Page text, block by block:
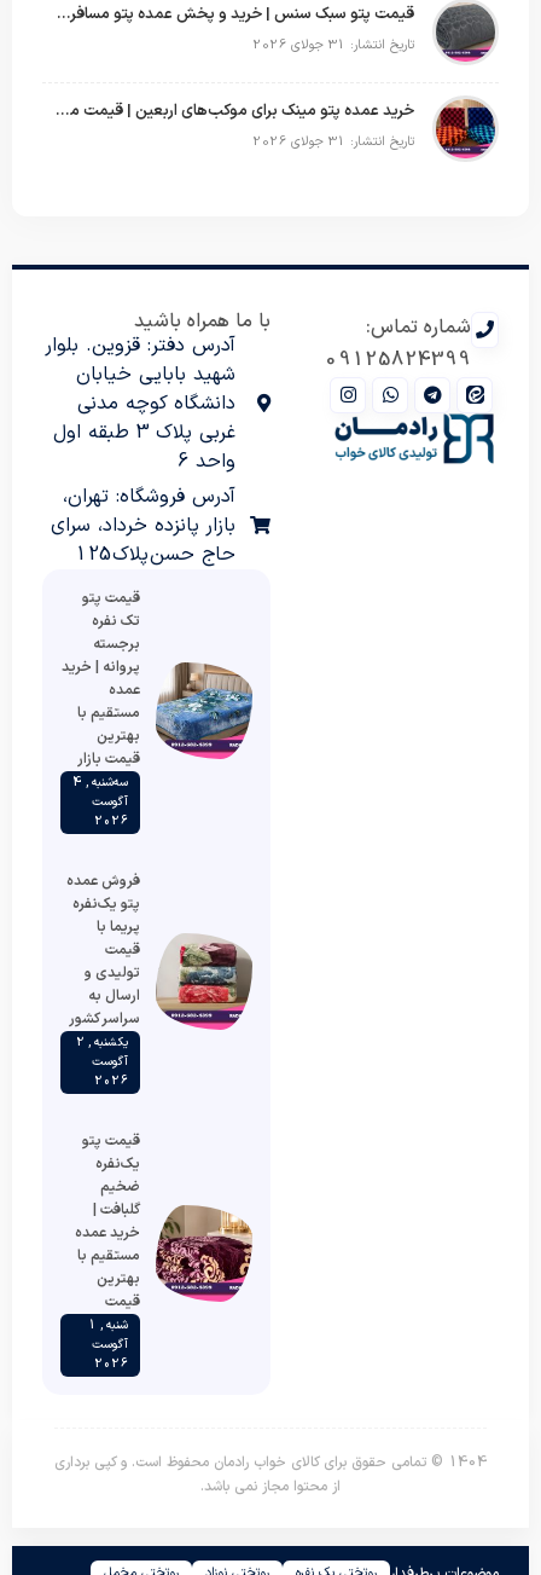
قیمت پتو سبک سنس | خرید و پخش عمده پتو مسافرتی Sense
تاریخ انتشار: 31 جولای 2026
خرید عمده پتو مینک برای موکب‌های اربعین | قیمت مناسب و ارسال سریع
تاریخ انتشار: 31 جولای 2026
شماره تماس:
09125824399
با ما همراه باشید
آدرس دفتر: قزوین. بلوار
شهید بابایی خیابان
دانشگاه کوچه مدنی
غربی پلاک 3 طبقه اول
واحد 6
آدرس فروشگاه: تهران،
بازار پانزده خرداد، سرای
حاج حسن پلاک 125
قیمت پتو
تک نفره
برجسته
پروانه | خرید
عمده
مستقیم با
بهترین
قیمت بازار
سه‌شنبه , 4
آگوست
2026
فروش عمده
پتو یک‌نفره
پریما با
قیمت
تولیدی و
ارسال به
سراسر کشور
یکشنبه , 2
آگوست
2026
قیمت پتو
یک‌نفره
ضخیم
گلبافت |
خرید عمده
مستقیم با
بهترین
قیمت
شنبه , 1
آگوست
2026
1404 © تمامی حقوق برای کالای خواب رادمان محفوظ است. و کپی برداری
از محتوا مجاز نمی باشد.